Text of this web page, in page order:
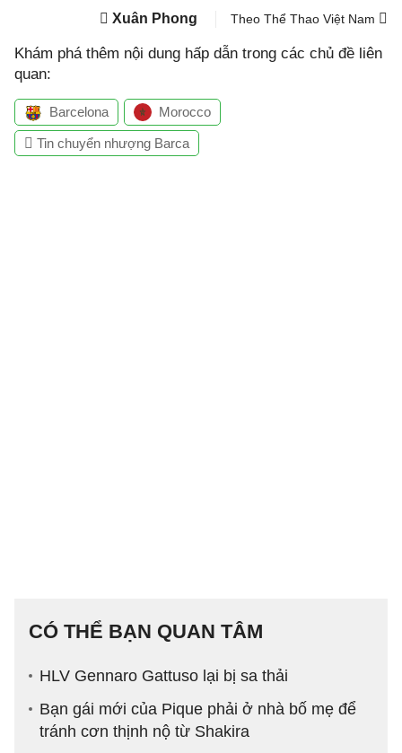
Xuân Phong Theo Thể Thao Việt Nam
Khám phá thêm nội dung hấp dẫn trong các chủ đề liên
quan:
Barcelona Morocco
Tin chuyển nhượng Barca
CÓ THỂ BẠN QUAN TÂM
HLV Gennaro Gattuso lại bị sa thải
Bạn gái mới của Pique phải ở nhà bố mẹ để
tránh cơn thịnh nộ từ Shakira